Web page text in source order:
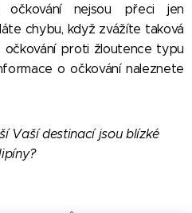
očkování nejsou přeci jen
chybu, když zvážíte taková
očkování proti žloutence typu
o očkování naleznete
Vaší destinací jsou blízké